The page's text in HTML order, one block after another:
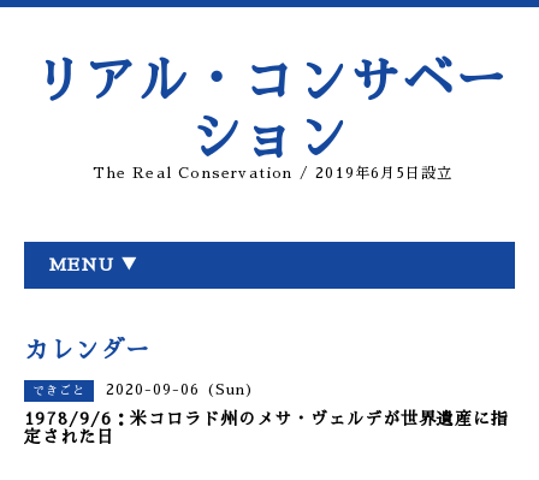
リアル・コンサベー
ション
The Real Conservation / 2019年6月5日設立
MENU ▼
カレンダー
できごと 2020-09-06 (Sun)
1978/9/6：米コロラド州のメサ・ヴェルデが世界遺産に指
定された日